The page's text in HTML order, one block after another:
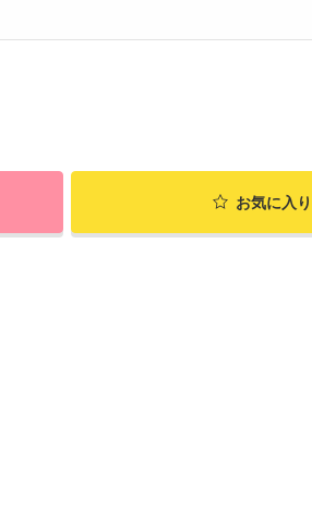
お気に入